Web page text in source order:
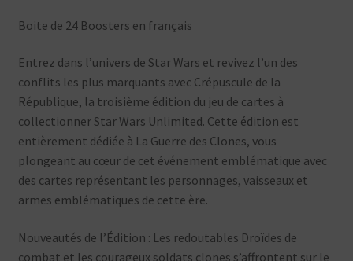
Boite de 24 Boosters en français
Entrez dans l’univers de Star Wars et revivez l’un des
conflits les plus marquants avec Crépuscule de la
République, la troisième édition du jeu de cartes à
collectionner Star Wars Unlimited. Cette édition est
entièrement dédiée à La Guerre des Clones, vous
plongeant au cœur de cet événement emblématique avec
des cartes représentant les personnages, vaisseaux et
armes emblématiques de cette ère.
Nouveautés de l’Édition : Les redoutables Droïdes de
combat et les courageux soldats clones s’affrontent sur le